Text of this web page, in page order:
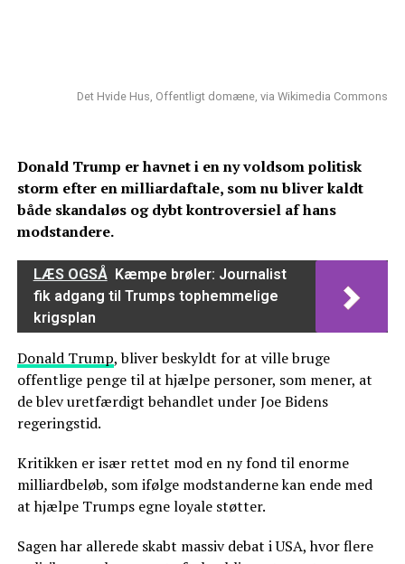
Det Hvide Hus, Offentligt domæne, via Wikimedia Commons
Donald Trump er havnet i en ny voldsom politisk
storm efter en milliardaftale, som nu bliver kaldt
både skandaløs og dybt kontroversiel af hans
modstandere.
LÆS OGSÅ Kæmpe brøler: Journalist
fik adgang til Trumps tophemmelige
krigsplan
Donald Trump, bliver beskyldt for at ville bruge
offentlige penge til at hjælpe personer, som mener, at
de blev uretfærdigt behandlet under Joe Bidens
regeringstid.
Kritikken er især rettet mod en ny fond til enorme
milliardbeløb, som ifølge modstanderne kan ende med
at hjælpe Trumps egne loyale støtter.
Sagen har allerede skabt massiv debat i USA, hvor flere